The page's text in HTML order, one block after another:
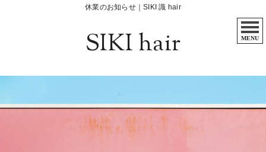
休業のお知らせ｜SIKI 識 hair
SIKI hair MENU